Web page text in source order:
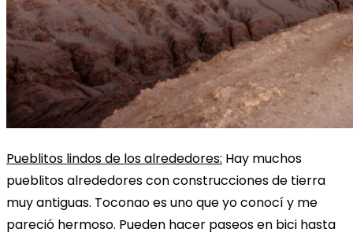
Pueblitos lindos de los alrededores: Hay muchos
pueblitos alrededores con construcciones de tierra
muy antiguas. Toconao es uno que yo conocí y me
pareció hermoso. Pueden hacer paseos en bici hasta